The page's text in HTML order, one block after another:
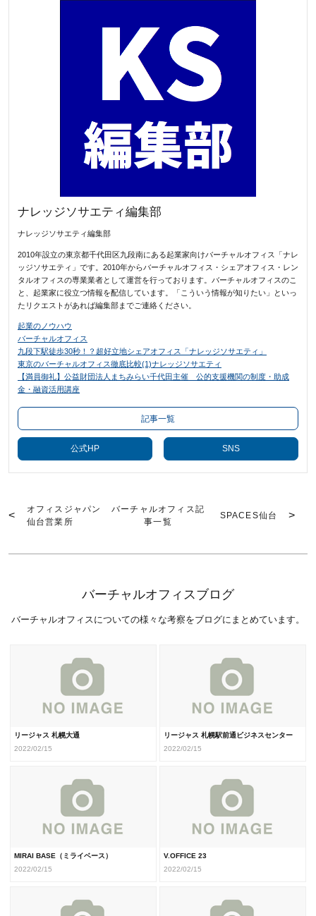
ナレッジソサエティ編集部
ナレッジソサエティ編集部
2010年設立の東京都千代田区九段南にある起業家向けバーチャルオフィス「ナレ
ッジソサエティ」です。2010年からバーチャルオフィス・シェアオフィス・レン
タルオフィスの専業業者として運営を行っております。バーチャルオフィスのこ
と、起業家に役立つ情報を配信しています。「こういう情報が知りたい」といっ
たリクエストがあれば編集部までご連絡ください。
起業のノウハウ
バーチャルオフィス
九段下駅徒歩30秒！？超好立地シェアオフィス「ナレッジソサエティ」
東京のバーチャルオフィス徹底比較(1)ナレッジソサエティ
【満員御礼】公益財団法人まちみらい千代田主催 公的支援機関の制度・助成
金・融資活用講座
記事一覧
公式HP SNS
オフィスジャパン
仙台営業所
バーチャルオフィス記
事一覧
SPACES仙台
バーチャルオフィスブログ
バーチャルオフィスについての様々な考察をブログにまとめています。
リージャス 札幌大通
2022/02/15
リージャス 札幌駅前通ビジネスセンター
2022/02/15
MIRAI BASE（ミライベース）
2022/02/15
V.OFFICE 23
2022/02/15